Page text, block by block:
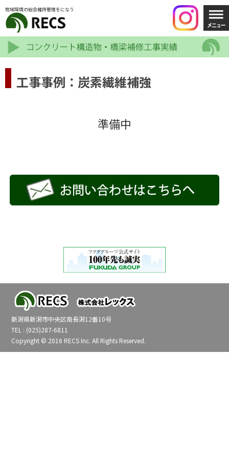
地域環境の総合維持管理をになう
工事事例：炭素繊維補強
準備中
新潟県新潟市中央区南長潟12番10号
TEL : (025)287-6811
Copyright © 2016 RECS Inc. All Rights Reserved.